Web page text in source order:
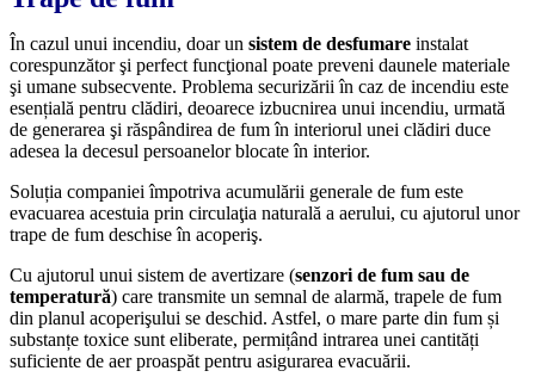
În cazul unui incendiu, doar un sistem de desfumare instalat
corespunzător şi perfect funcţional poate preveni daunele materiale
şi umane subsecvente. Problema securizării în caz de incendiu este
esențială pentru clădiri, deoarece izbucnirea unui incendiu, urmată
de generarea şi răspândirea de fum în interiorul unei clădiri duce
adesea la decesul persoanelor blocate în interior.
Soluția companiei împotriva acumulării generale de fum este
evacuarea acestuia prin circulaţia naturală a aerului, cu ajutorul unor
trape de fum deschise în acoperiş.
Cu ajutorul unui sistem de avertizare (senzori de fum sau de
temperatură) care transmite un semnal de alarmă, trapele de fum
din planul acoperişului se deschid. Astfel, o mare parte din fum și
substanțe toxice sunt eliberate, permițând intrarea unei cantități
suficiente de aer proaspăt pentru asigurarea evacuării.